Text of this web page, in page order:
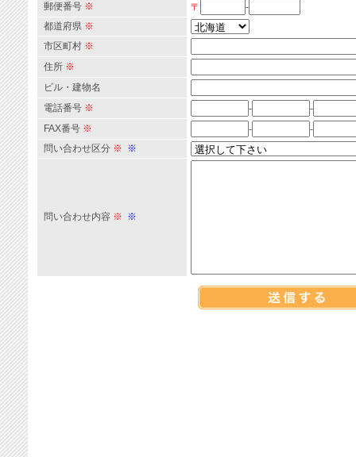
郵便番号 ※ 〒
-
都道府県 ※
市区町村 ※
住所 ※
ビル・建物名
電話番号 ※ -
-
FAX番号 ※ -
-
問い合わせ区分 ※ ※
問い合わせ内容 ※ ※